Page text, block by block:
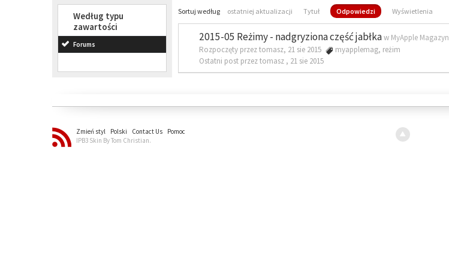
Według typu
zawartości
Forums
Sortuj według ostatniej aktualizacji Tytuł Odpowiedzi Wyświetlenia
2015-05 Reżimy - nadgryziona część jabłkaw MyApple Magazyn
Rozpoczęty przez tomasz, 21 sie 2015
myapplemag, reżim
Ostatni post przez tomasz , 21 sie 2015
Zmień styl Polski Contact Us
Pomoc
IPB3 Skin By Tom Christian.